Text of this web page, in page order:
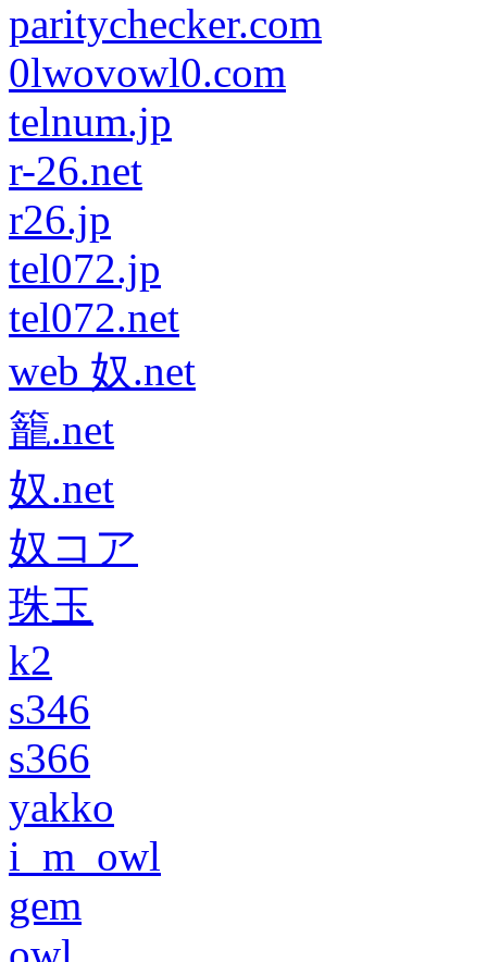
paritychecker.com
0lwovowl0.com
telnum.jp
r-26.net
r26.jp
tel072.jp
tel072.net
web 奴.net
籠.net
奴.net
奴コア
珠玉
k2
s346
s366
yakko
i_m_owl
gem